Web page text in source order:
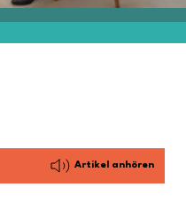
Artikel anhören